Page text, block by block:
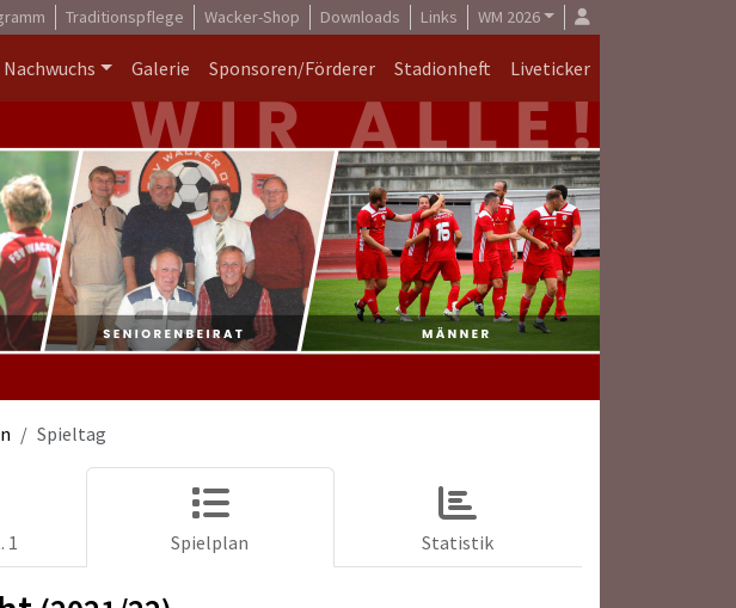
Traditionspflege Wacker-Shop Downloads Links WM 2026
Nachwuchs Galerie Sponsoren/Förderer Stadionheft Liveticker
Spieltag
1 Spielplan Statistik